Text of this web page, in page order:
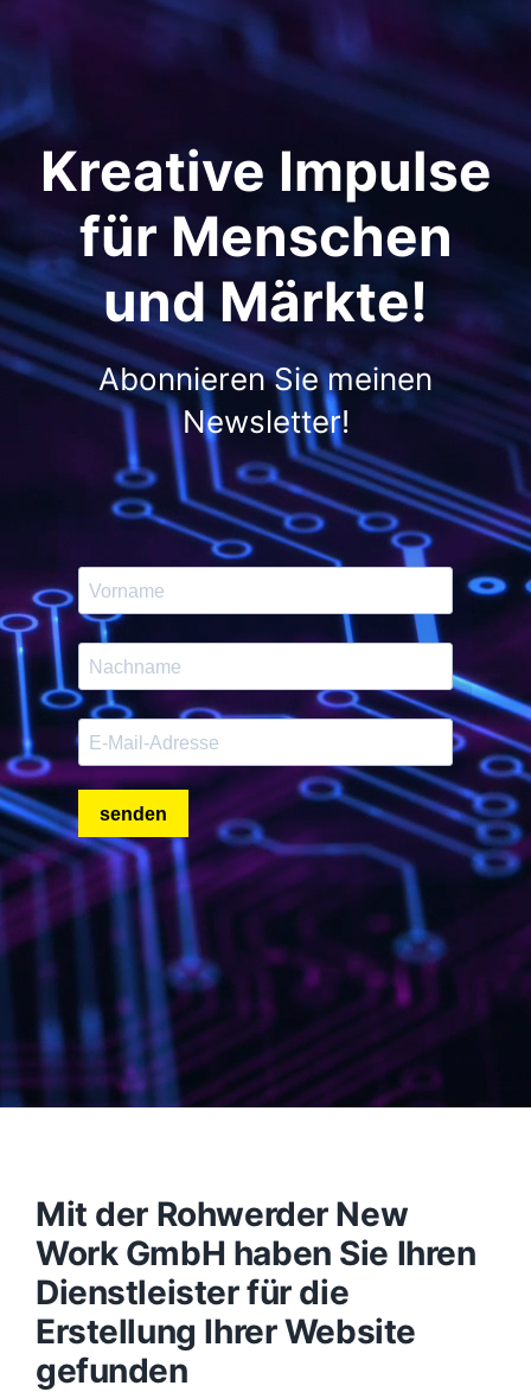
Kreative Impulse
für Menschen
und Märkte!
Abonnieren Sie meinen
Newsletter!
Mit der Rohwerder New
Work GmbH haben Sie Ihren
Dienstleister für die
Erstellung Ihrer Website
gefunden